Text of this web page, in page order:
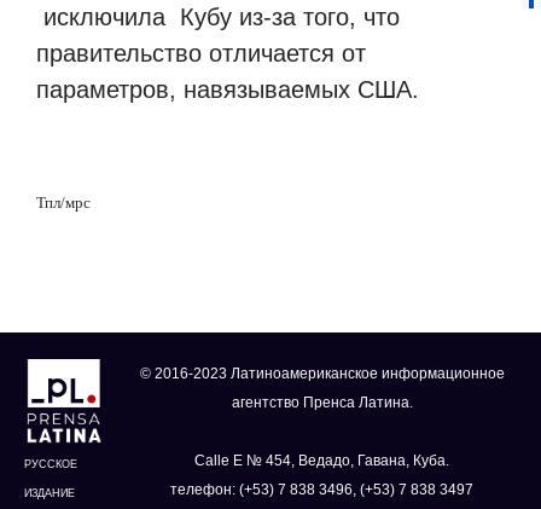
исключила Кубу из-за того, что
правительство отличается от
параметров, навязываемых США.
Тпл/мрс
РУССКОЕ
ИЗДАНИЕ
© 2016-2023 Латиноамериканское информационное
агентство Пренса Латина.
Calle E № 454, Ведадо, Гавана, Куба.
телефон: (+53) 7 838 3496, (+53) 7 838 3497